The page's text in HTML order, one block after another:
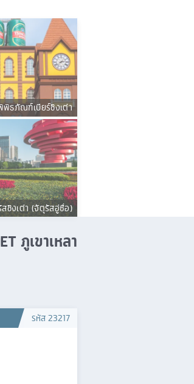
พิธภัณฑ์เบียร์ชิงเต่า
ชิงเต่า (จัตุรัสอู่ซื่อ)
ภูเขาเหลา
รหัส23217